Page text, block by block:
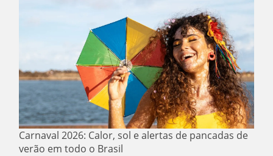
Carnaval 2026: Calor, sol e alertas de pancadas de
verão em todo o Brasil